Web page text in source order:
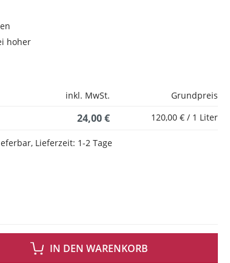
hoher
inkl. MwSt.
Grundpreis
24,00 € 120,00 € / 1 Liter
Lieferzeit: 1-2 Tage
IN DEN WARENKORB